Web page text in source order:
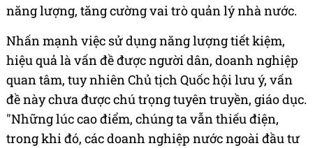
năng lượng, tăng cường vai trò quản lý nhà nước.
Nhấn mạnh việc sử dụng năng lượng tiết kiệm,
hiệu quả là vấn đề được người dân, doanh nghiệp
quan tâm, tuy nhiên Chủ tịch Quốc hội lưu ý, vấn
đề này chưa được chú trọng tuyên truyền, giáo dục.
"Những lúc cao điểm, chúng ta vẫn thiếu điện,
trong khi đó, các doanh nghiệp nước ngoài đầu tư